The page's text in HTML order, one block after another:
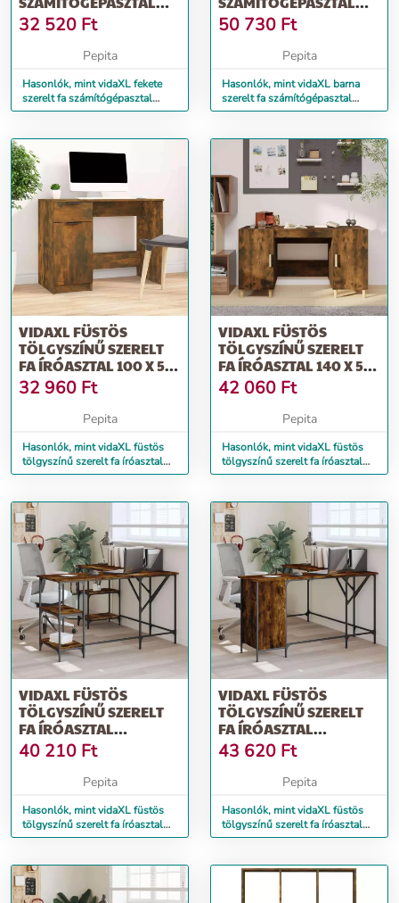
131X48X75 CM
32 520 Ft
Pepita
Hasonlók, mint vidaXL fekete
szerelt fa számítógépasztal
131x48x75 cm
FIÓKKAL 110 X 50 X 75
CM
50 730 Ft
Pepita
Hasonlók, mint vidaXL barna
szerelt fa számítógépasztal
fiókkal 110 x 50 x 75 cm
VIDAXL FÜSTÖS
TÖLGYSZÍNŰ SZERELT
FA ÍRÓASZTAL 100 X 50
X 75 CM
32 960 Ft
Pepita
Hasonlók, mint vidaXL füstös
tölgyszínű szerelt fa íróasztal
100 x 50 x 75 cm
VIDAXL FÜSTÖS
TÖLGYSZÍNŰ SZERELT
FA ÍRÓASZTAL 140 X 50
X 75 CM
42 060 Ft
Pepita
Hasonlók, mint vidaXL füstös
tölgyszínű szerelt fa íróasztal
140 x 50 x 75 cm
VIDAXL FÜSTÖS
TÖLGYSZÍNŰ SZERELT
FA ÍRÓASZTAL
139X139X75 CM
40 210 Ft
Pepita
Hasonlók, mint vidaXL füstös
tölgyszínű szerelt fa íróasztal
139x139x75 cm
VIDAXL FÜSTÖS
TÖLGYSZÍNŰ SZERELT
FA ÍRÓASZTAL
141X141X75 CM
43 620 Ft
Pepita
Hasonlók, mint vidaXL füstös
tölgyszínű szerelt fa íróasztal
141x141x75 cm